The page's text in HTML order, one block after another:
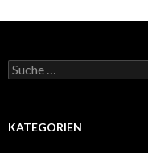
Suche
nach:
KATEGORIEN